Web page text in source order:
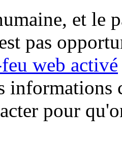
et le
pas
web activé
informations
pour